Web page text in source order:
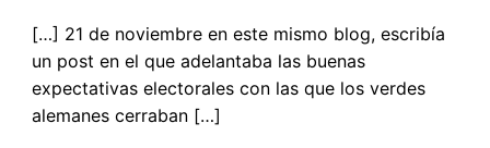
[…] 21 de noviembre en este mismo blog, escribía
un post en el que adelantaba las buenas
expectativas electorales con las que los verdes
alemanes cerraban […]